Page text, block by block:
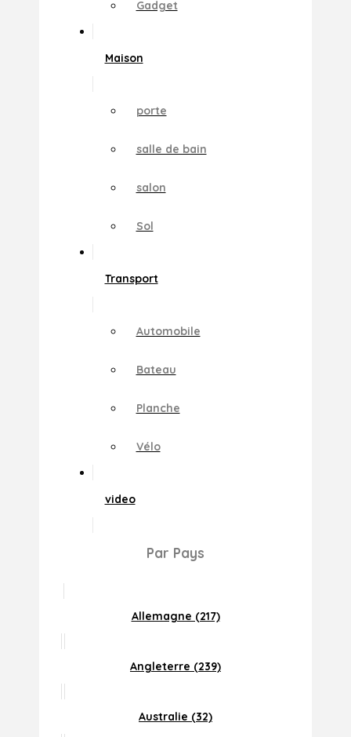
Gadget
Maison
porte
salle de bain
salon
Sol
Transport
Automobile
Bateau
Planche
Vélo
video
Par Pays
Allemagne (217)
Angleterre (239)
Australie (32)